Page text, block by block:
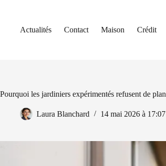
Actualités
Contact Maison Crédit
Pourquoi les jardiniers expérimentés refusent de
Laura Blanchard 14 mai 2026 à 17:07